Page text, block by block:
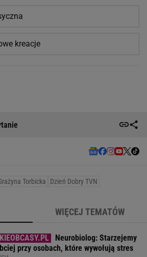
kreacje
Torbicka Dzień Dobry TVN
WIĘCEJ TEMATÓW
Neurobiolog: Starzejemy
przy osobach, które wywołują stres